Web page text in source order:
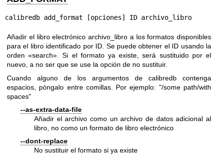
calibredb add_format [opciones] ID archivo_libro
Añadir el libro electrónico archivo_libro a los formatos disponibles
para el libro identificado por ID. Se puede obtener el ID usando la
orden «search». Si el formato ya existe, será sustituido por el
nuevo, a no ser que se use la opción de no sustituir.
Cuando alguno de los argumentos de calibredb contenga
espacios, póngalo entre comillas. Por ejemplo: "/some path/with
spaces"
--as-extra-data-file
Añadir el archivo como un archivo de datos adicional al
libro, no como un formato de libro electrónico
--dont-replace
No sustituir el formato si ya existe